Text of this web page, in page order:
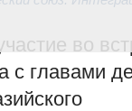
во
главами